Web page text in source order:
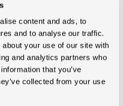
content and ads, to
and to analyse our traffic.
your use of our site with
and analytics partners who
that you’ve
collected from your use
DI